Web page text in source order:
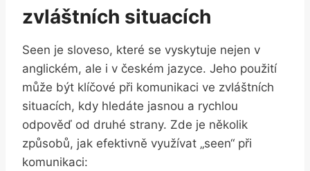
zvláštních situacích
Seen je sloveso, které se vyskytuje nejen v
anglickém, ale i v českém jazyce. Jeho použití
může být klíčové při komunikaci ve zvláštních
situacích, kdy hledáte jasnou a rychlou
odpověď od druhé strany. Zde je několik
způsobů, jak efektivně využívat „seen“ při
komunikaci: